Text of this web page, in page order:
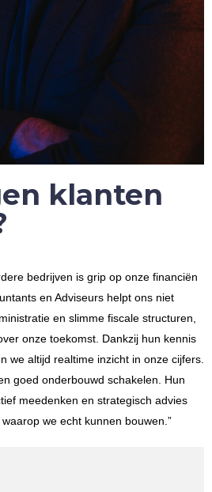
klanten
bedrijven is grip op onze financiën
en Adviseurs helpt ons niet
en slimme fiscale structuren,
onze toekomst. Dankzij hun kennis
we altijd realtime inzicht in onze cijfers.
goed onderbouwd schakelen. Hun
meedenken en strategisch advies
we echt kunnen bouwen.”